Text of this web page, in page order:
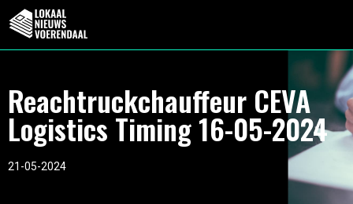
Reachtruckchauffeur CEVA
Logistics Timing 16-05-2024
21-05-2024